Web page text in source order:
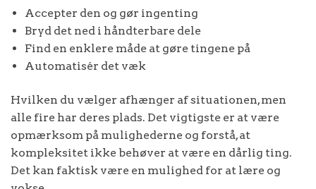
Accepter den og gør ingenting
Bryd det ned i håndterbare dele
Find en enklere måde at gøre tingene på
Automatisér det væk
Hvilken du vælger afhænger af situationen, men
alle fire har deres plads. Det vigtigste er at være
opmærksom på mulighederne og forstå, at
kompleksitet ikke behøver at være en dårlig ting.
Det kan faktisk være en mulighed for at lære og